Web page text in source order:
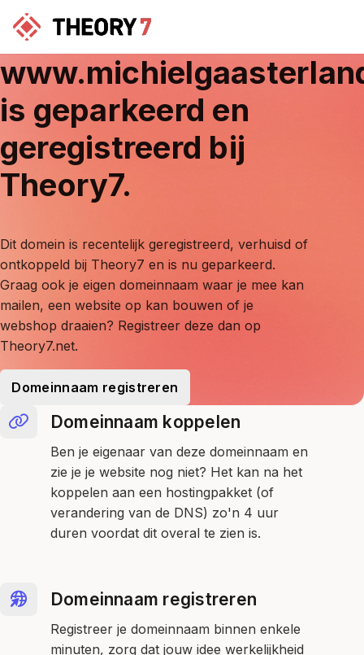
is geparkeerd en
geregistreerd bij
Theory7.
Dit domein is recentelijk geregistreerd, verhuisd of
ontkoppeld bij Theory7 en is nu geparkeerd.
Graag ook je eigen domeinnaam waar je mee kan
mailen, een website op kan bouwen of je
webshop draaien? Registreer deze dan op
Theory7.net.
Domeinnaam registreren
Domeinnaam koppelen
Ben je eigenaar van deze domeinnaam en
zie je je website nog niet? Het kan na het
koppelen aan een hostingpakket (of
verandering van de DNS) zo'n 4 uur
duren voordat dit overal te zien is.
Domeinnaam registreren
Registreer je domeinnaam binnen enkele
minuten, zorg dat jouw idee werkelijkheid